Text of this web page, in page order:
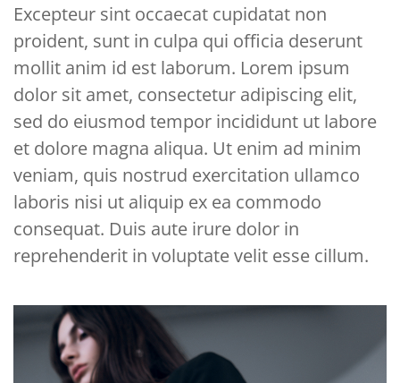
Excepteur sint occaecat cupidatat non
proident, sunt in culpa qui officia deserunt
mollit anim id est laborum. Lorem ipsum
dolor sit amet, consectetur adipiscing elit,
sed do eiusmod tempor incididunt ut labore
et dolore magna aliqua. Ut enim ad minim
veniam, quis nostrud exercitation ullamco
laboris nisi ut aliquip ex ea commodo
consequat. Duis aute irure dolor in
reprehenderit in voluptate velit esse cillum.